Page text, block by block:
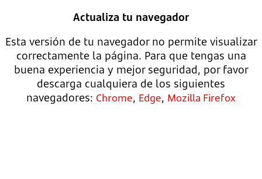
Actualiza tu navegador
Esta versión de tu navegador no permite visualizar
correctamente la página. Para que tengas una
buena experiencia y mejor seguridad, por favor
descarga cualquiera de los siguientes
navegadores: Chrome, Edge, Mozilla Firefox